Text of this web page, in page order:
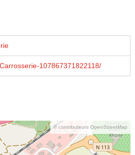
107867371822118/
© contributeurs OpenStreetMap